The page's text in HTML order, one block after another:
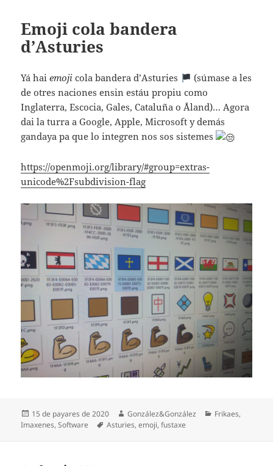
Emoji cola bandera
d’Asturies
Yá haiemoji cola bandera d’Asturies
󠁥󠁳󠁡󠁳󠁿 (súmase a les
de otres naciones ensin estáu propiu como
Inglaterra, Escocia, Gales, Cataluña o Åland)… Agora
dai la turra a Google, Apple, Microsoft y demás
gandaya pa que lo integren nos sos sistemes
https://openmoji.org/library/#group=extras-
unicode%2Fsubdivision-flag
Espublizáu
en
15 de payares de 2020 Autor
González&González Categoríes
Frikaes,
Imaxenes,Software Etiquetes
Asturies,emoji,fustaxe